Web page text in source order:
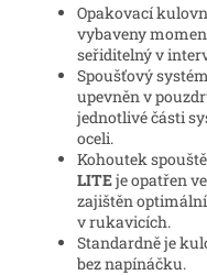
Opakovací
vybaveny
seřiditelný v
Spoušťový
upevněn v
jednotlivé části
oceli.
Kohoutek
LITEje opatřen
zajištěn
v rukavicích.
Standardně je
bez napínáčku.